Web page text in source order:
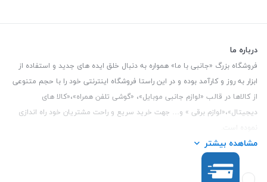
درباره ما
فروشگاه بزرگ «جانبی با ما» همواره به دنبال خلق ایده های جدید و استفاده از
ابزار به روز و کارآمد بوده و در این راستا فروشگاه اینترنتی خود را با حجم متنوعی
از کالاها در قالب «لوازم جانبی موبایل»، «گوشی تلفن همراه»،«کالا های
دیجیتال»،«لوازم برقی » و… جهت خرید سریع و راحت مشتریان خود راه اندازی
این فروشگاه تمام تلاش خود را نموده تا کالاهایی با کیفیت و با حداقل قیمت
عرضه نماید.
مشاهده بیشتر